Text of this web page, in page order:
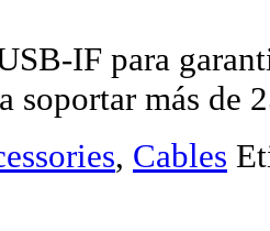
IF para
soportar más de
, Cables